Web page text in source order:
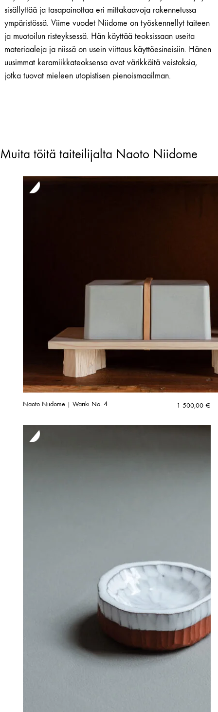
sisällyttää ja tasapainottaa eri mittakaavoja rakennetussa
ympäristössä. Viime vuodet Niidome on työskennellyt taiteen
ja muotoilun risteyksessä. Hän käyttää teoksissaan useita
materiaaleja ja niissä on usein viittaus käyttöesineisiin. Hänen
uusimmat keramiikkateoksensa ovat värikkäitä veistoksia,
jotka tuovat mieleen utopistisen pienoismaailman.
Muita töitä taiteilijalta Naoto Niidome
Naoto Niidome | Wariki No. 4 1 500,00 €